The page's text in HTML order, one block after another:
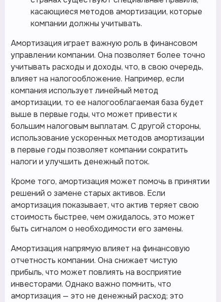
касающиеся методов амортизации, которые
компании должны учитывать.
Амортизация играет важную роль в финансовом
управлении компании. Она позволяет более точно
учитывать расходы и доходы, что, в свою очередь,
влияет на налогообложение. Например, если
компания использует линейный метод
амортизации, то ее налогооблагаемая база будет
выше в первые годы, что может привести к
большим налоговым выплатам. С другой стороны,
использование ускоренных методов амортизации
в первые годы позволяет компании сократить
налоги и улучшить денежный поток.
Кроме того, амортизация может помочь в принятии
решений о замене старых активов. Если
амортизация показывает, что актив теряет свою
стоимость быстрее, чем ожидалось, это может
быть сигналом о необходимости его замены.
Амортизация напрямую влияет на финансовую
отчетность компании. Она снижает чистую
прибыль, что может повлиять на восприятие
инвесторами. Однако важно помнить, что
амортизация — это не денежный расход; это